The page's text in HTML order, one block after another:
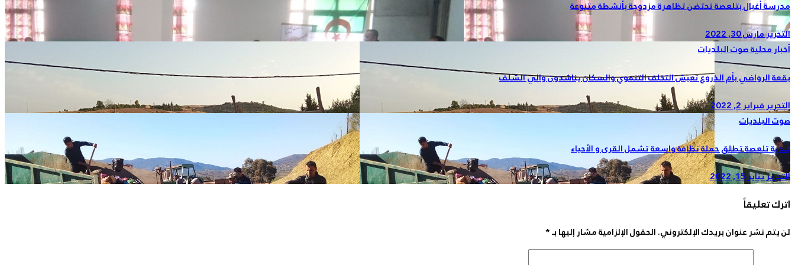
مدرسة أغبال بتلعصة تحتضن تظاهرة مزدوجة بأنشطة متنوعة
التحريرمارس 30, 2022
أخبار محليةصوت البلديات
بقعة الرواضي بأم الذروع تعيش التخلف التنموي والسكان يناشدون والي الشلف
التحريرفبراير 2, 2022
صوت البلديات
بلدية تلعصة تطلق حملة نظافة واسعة تشمل القرى و الأحياء
التحريريناير 15, 2022
اترك تعليقاً
لن يتم نشر عنوان بريدك الإلكتروني.الحقول الإلزامية مشار إليها بـ*